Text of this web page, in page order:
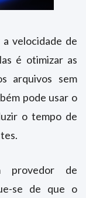
velocidade de
é otimizar as
arquivos sem
pode usar o
o tempo de
provedor de
se de que o